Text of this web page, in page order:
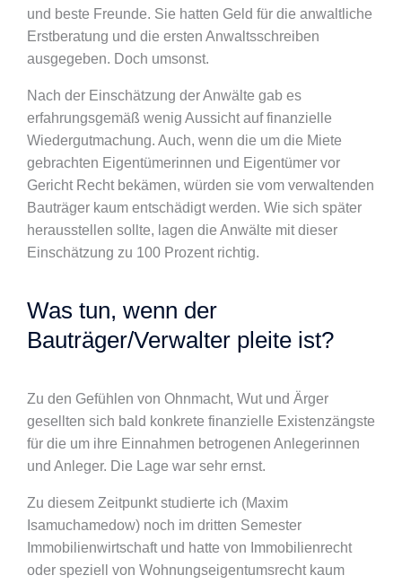
und beste Freunde. Sie hatten Geld für die anwaltliche
Erstberatung und die ersten Anwaltsschreiben
ausgegeben. Doch umsonst.
Nach der Einschätzung der Anwälte gab es
erfahrungsgemäß wenig Aussicht auf finanzielle
Wiedergutmachung. Auch, wenn die um die Miete
gebrachten Eigentümerinnen und Eigentümer vor
Gericht Recht bekämen, würden sie vom verwaltenden
Bauträger kaum entschädigt werden. Wie sich später
herausstellen sollte, lagen die Anwälte mit dieser
Einschätzung zu 100 Prozent richtig.
Was tun, wenn der
Bauträger/Verwalter pleite ist?
Zu den Gefühlen von Ohnmacht, Wut und Ärger
gesellten sich bald konkrete finanzielle Existenzängste
für die um ihre Einnahmen betrogenen Anlegerinnen
und Anleger. Die Lage war sehr ernst.
Zu diesem Zeitpunkt studierte ich (Maxim
Isamuchamedow) noch im dritten Semester
Immobilienwirtschaft und hatte von Immobilienrecht
oder speziell von Wohnungseigentumsrecht kaum